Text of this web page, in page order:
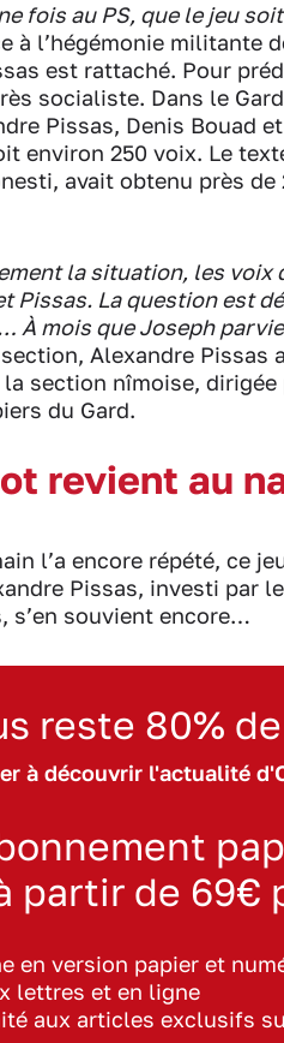
fois au PS, que le jeu
à l’hégémonie militante
est rattaché. Pour
socialiste. Dans le
Pissas, Denis Bouad
environ 250 voix. Le
avait obtenu près
la situation, les
Pissas. La question est
À mois que Joseph
Alexandre
section nîmoise,
du Gard.
revient au
l’a encore répété, ce
Pissas, investi par
s’en souvient encore…
reste 80%
à découvrir l'actualité
partir de 69€
en version papier et
lettres et en ligne
aux articles exclusifs